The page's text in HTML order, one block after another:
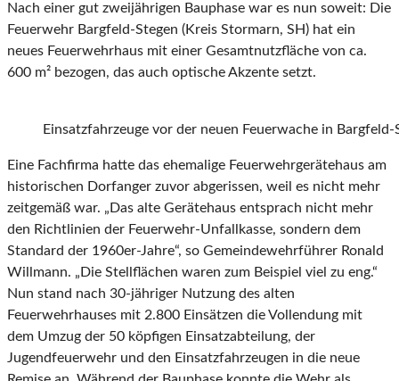
Nach einer gut zweijährigen Bauphase war es nun soweit: Die
Feuerwehr Bargfeld-Stegen (Kreis Stormarn, SH) hat ein
neues Feuerwehrhaus mit einer Gesamtnutzfläche von ca.
600 m² bezogen, das auch optische Akzente setzt.
Einsatzfahrzeuge vor der neuen Feuerwache in Bargfeld-
Eine Fachfirma hatte das ehemalige Feuerwehrgerätehaus am
historischen Dorfanger zuvor abgerissen, weil es nicht mehr
zeitgemäß war. „Das alte Gerätehaus entsprach nicht mehr
den Richtlinien der Feuerwehr-Unfallkasse, sondern dem
Standard der 1960er-Jahre“, so Gemeindewehrführer Ronald
Willmann. „Die Stellflächen waren zum Beispiel viel zu eng.“
Nun stand nach 30-jähriger Nutzung des alten
Feuerwehrhauses mit 2.800 Einsätzen die Vollendung mit
dem Umzug der 50 köpfigen Einsatzabteilung, der
Jugendfeuerwehr und den Einsatzfahrzeugen in die neue